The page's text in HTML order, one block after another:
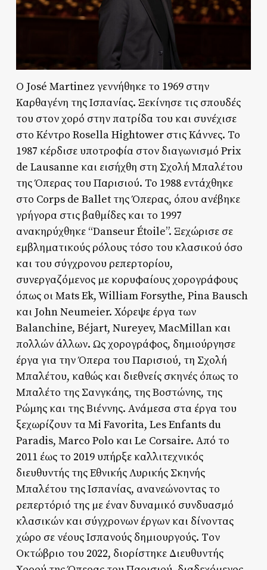
Ο José Martinez γεννήθηκε το 1969 στην
Καρθαγένη της Ισπανίας. Ξεκίνησε τις σπουδές
του στον χορό στην πατρίδα του και συνέχισε
στο Κέντρο Rosella Hightower στις Κάννες. Το
1987 κέρδισε υποτροφία στον διαγωνισμό Prix
de Lausanne και εισήχθη στη Σχολή Μπαλέτου
της Όπερας του Παρισιού. Το 1988 εντάχθηκε
στο Corps de Ballet της Όπερας, όπου ανέβηκε
γρήγορα στις βαθμίδες και το 1997
ανακηρύχθηκε “Danseur Étoile”. Ξεχώρισε σε
εμβληματικούς ρόλους τόσο του κλασικού όσο
και του σύγχρονου ρεπερτορίου,
συνεργαζόμενος με κορυφαίους χορογράφους
όπως οι Mats Ek, William Forsythe, Pina Bausch
και John Neumeier. Χόρεψε έργα των
Balanchine, Béjart, Nureyev, MacMillan και
πολλών άλλων. Ως χορογράφος, δημιούργησε
έργα για την Όπερα του Παρισιού, τη Σχολή
Μπαλέτου, καθώς και διεθνείς σκηνές όπως το
Μπαλέτο της Σανγκάης, της Βοστώνης, της
Ρώμης και της Βιέννης. Ανάμεσα στα έργα του
ξεχωρίζουν τα Mi Favorita, Les Enfants du
Paradis, Marco Polo και Le Corsaire. Από το
2011 έως το 2019 υπήρξε καλλιτεχνικός
διευθυντής της Εθνικής Λυρικής Σκηνής
Μπαλέτου της Ισπανίας, ανανεώνοντας το
ρεπερτόριό της με έναν δυναμικό συνδυασμό
κλασικών και σύγχρονων έργων και δίνοντας
χώρο σε νέους Ισπανούς δημιουργούς. Tον
Οκτώβριο του 2022, διορίστηκε Διευθυντής